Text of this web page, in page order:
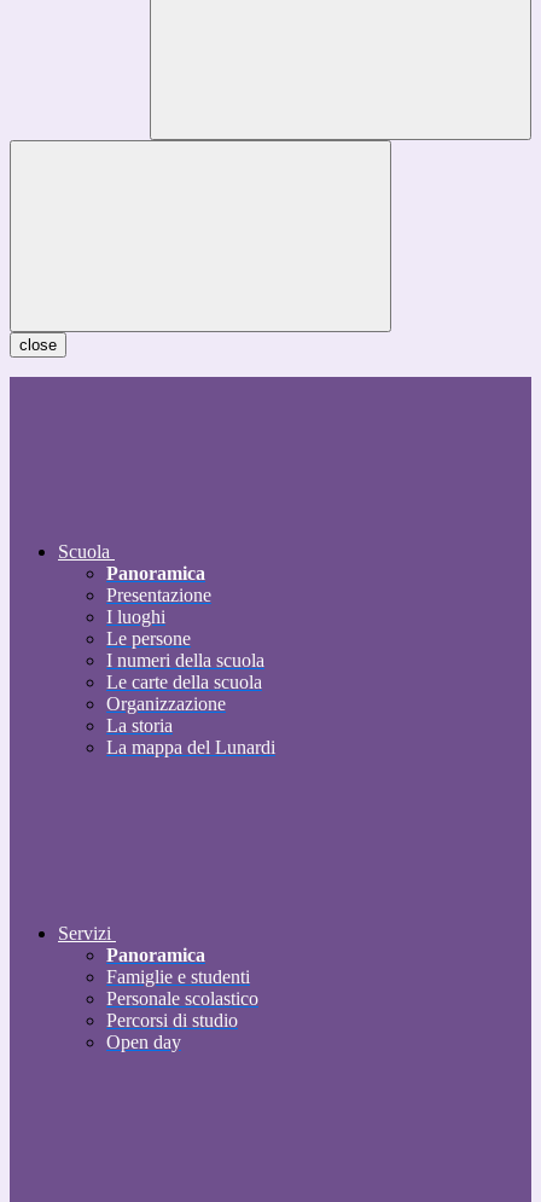
close
Scuola
Panoramica
Presentazione
I luoghi
Le persone
I numeri della scuola
Le carte della scuola
Organizzazione
La storia
La mappa del Lunardi
Servizi
Panoramica
Famiglie e studenti
Personale scolastico
Percorsi di studio
Open day